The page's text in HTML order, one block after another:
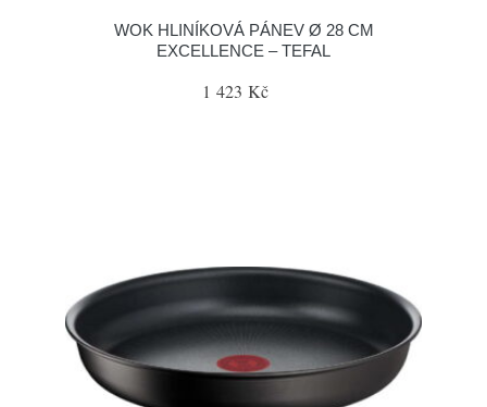
WOK HLINÍKOVÁ PÁNEV Ø 28 CM
EXCELLENCE – TEFAL
1 423 Kč